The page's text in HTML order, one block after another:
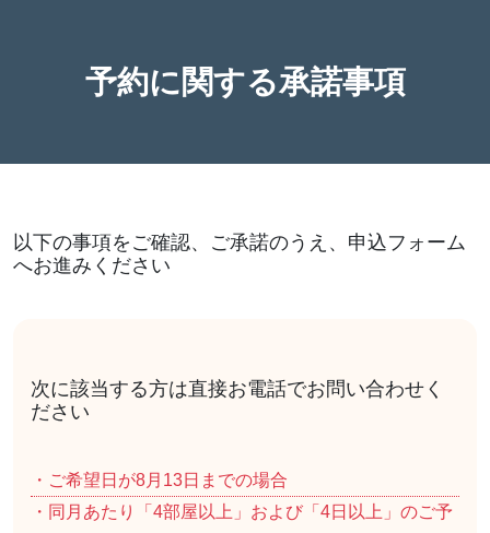
予約に関する承諾事項
以下の事項をご確認、ご承諾のうえ、申込フォーム
へお進みください
次に該当する方は直接お電話でお問い合わせく
ださい
・ご希望日が8月13日までの場合
・同月あたり「4部屋以上」および「4日以上」のご予